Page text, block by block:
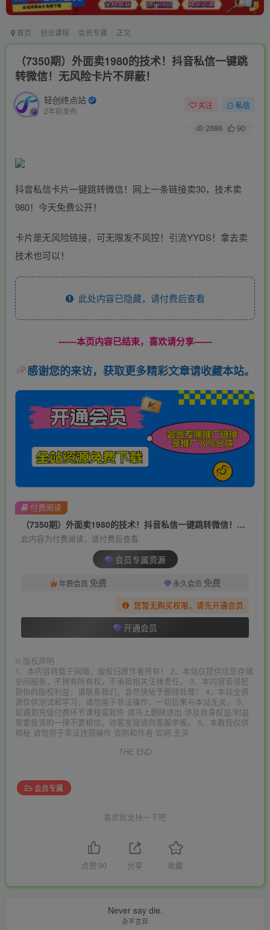
首页 创业课程 会员专属 正文
（7350期）外面卖1980的技术！抖音私信一键跳
转微信！无风险卡片不屏蔽！
轻创终点站
2年前发布
关注 私信
2686 90
抖音私信卡片一键跳转微信！网上一条链接卖30，技术卖
980！今天免费公开！
卡片是无风险链接，可无限发不风控！引流YYDS！拿去卖
技术也可以！
此处内容已隐藏，请付费后查看
------本页内容已结束，喜欢请分享------
感谢您的来访，获取更多精彩文章请收藏本站。
（7350期）外面卖1980的技术！抖音私信一键跳转微信！无风险卡片不屏蔽！
此内容为付费阅读，请付费后查看
会员专属资源
年费会员 免费 永久会员 免费
您暂无购买权限，请先开通会员
开通会员
付费阅读
© 版权声明
1、本内容转载于网络，版权归原作者所有！ 2、本站仅提供信息存储
空间服务，不拥有所有权，不承担相关法律责任。 3、本内容若侵犯
到你的版权利益，请联系我们，会尽快给予删除处理！ 4、本站全资
源仅供测试和学习，请勿用于非法操作，一切后果与本站无关。 5、
如遇到充值付费环节课程或软件 请马上删除退出 涉及自身权益/利益
需要投资的一律不要相信，访客发现请向客服举报。 6、本教程仅供
揭秘 请勿用于非法违规操作 否则和作者 官网 无关
THE END
会员专属
喜欢就支持一下吧
点赞 90 分享 收藏
Never say die.
永不言弃